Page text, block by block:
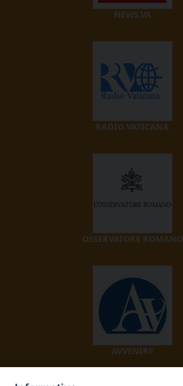
NEWS.VA
RADIO VATICANA
OSSERVATORE ROMANO
AVVENIRE